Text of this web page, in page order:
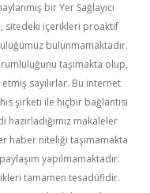
bir Yer Sağlayıcı
sitedeki içerikleri proaktif
bulunmamaktadır.
taşımakta olup,
sayılırlar. Bu internet
şirketi ile hiçbir bağlantısı
makaleler
haber niteliği taşımamakta
yapılmamaktadır.
tamamen tesadüfidir.